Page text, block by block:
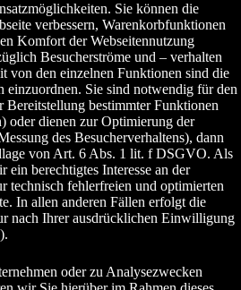
Sie können die
verbessern, Warenkorbfunktionen
Komfort der Webseitennutzung
Besucherströme und – verhalten
von den einzelnen Funktionen sind die
einzuordnen. Sie sind notwendig für den
Bereitstellung bestimmter Funktionen
oder dienen zur Optimierung der
des Besucherverhaltens), dann
von Art. 6 Abs. 1 lit. f DSGVO. Als
ein berechtigtes Interesse an der
technisch fehlerfreien und optimierten
In allen anderen Fällen erfolgt die
nach Ihrer ausdrücklichen Einwilligung
oder zu Analysezwecken